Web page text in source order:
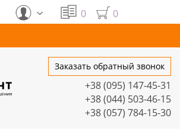
0 0
Заказать обратный звонок
+38 (095) 147-45-31
+38 (044) 503-46-15
+38 (057) 784-15-30